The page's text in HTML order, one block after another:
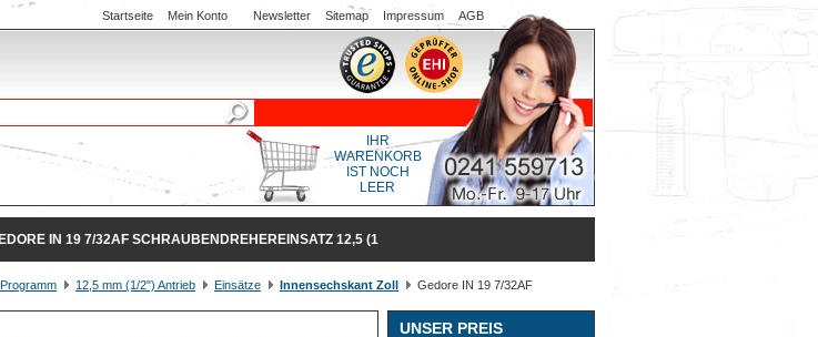
Startseite Mein Konto Newsletter Sitemap Impressum AGB
IHR
WARENKORB
IST NOCH
LEER
IN 19 7/32AF SCHRAUBENDREHEREINSATZ 12,5 (1
12,5 mm (1/2") Antrieb Einsätze Innensechskant Zoll
Gedore IN 19 7/32AF
UNSER PREIS